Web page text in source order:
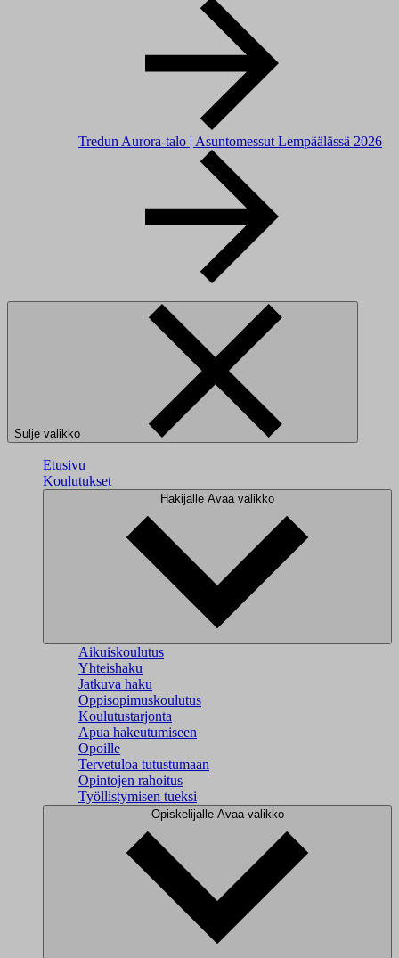
Tredun Aurora-talo | Asuntomessut Lempäälässä 2026
Sulje valikko
Etusivu
Koulutukset
Hakijalle Avaa valikko
Aikuiskoulutus
Yhteishaku
Jatkuva haku
Oppisopimuskoulutus
Koulutustarjonta
Apua hakeutumiseen
Opoille
Tervetuloa tutustumaan
Opintojen rahoitus
Työllistymisen tueksi
Opiskelijalle Avaa valikko